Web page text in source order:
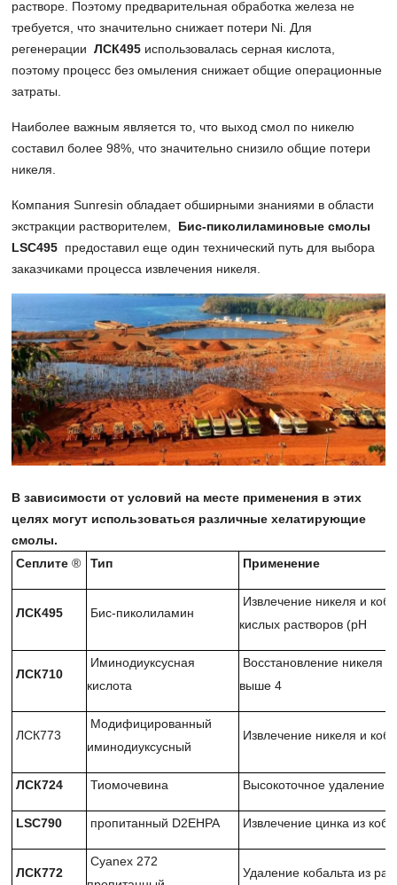
растворе. Поэтому предварительная обработка железа не
требуется, что значительно снижает потери Ni. Для
регенерацииЛСК495 использовалась серная кислота,
поэтому процесс без омыления снижает общие операционные
затраты.
Наиболее важным является то, что выход смол по никелю
составил более 98%, что значительно снизило общие потери
никеля.
Компания Sunresin обладает обширными знаниями в области
экстракции растворителем, Бис-пиколиламиновые смолы
LSC495 предоставил еще один технический путь для выбора
заказчиками процесса извлечения никеля.
В зависимости от условий на месте применения в этих
целях могут использоваться различные хелатирующие
смолы.
Сеплите® Тип Применение
ЛСК495 Бис-пиколиламин
Извлечение никеля и
кислых растворов (pH
ЛСК710
Иминодиуксусная
кислота
Восстановление никеля
выше 4
ЛСК773
Модифицированный
иминодиуксусный
Извлечение никеля и
ЛСК724 Тиомочевина Высокоточное удаление
LSC790 пропитанный D2EHPA Извлечение цинка из
ЛСК772
Cyanex 272
Удаление кобальта из